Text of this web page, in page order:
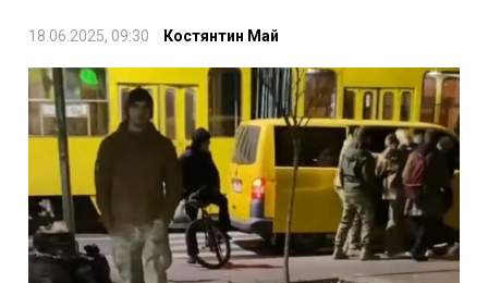
18.06.2025, 09:30 Костянтин Май